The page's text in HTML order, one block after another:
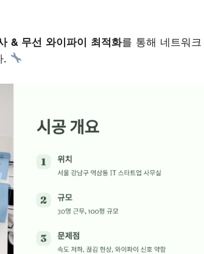
& 무선 와이파이 최적화를 통해 네트워
.